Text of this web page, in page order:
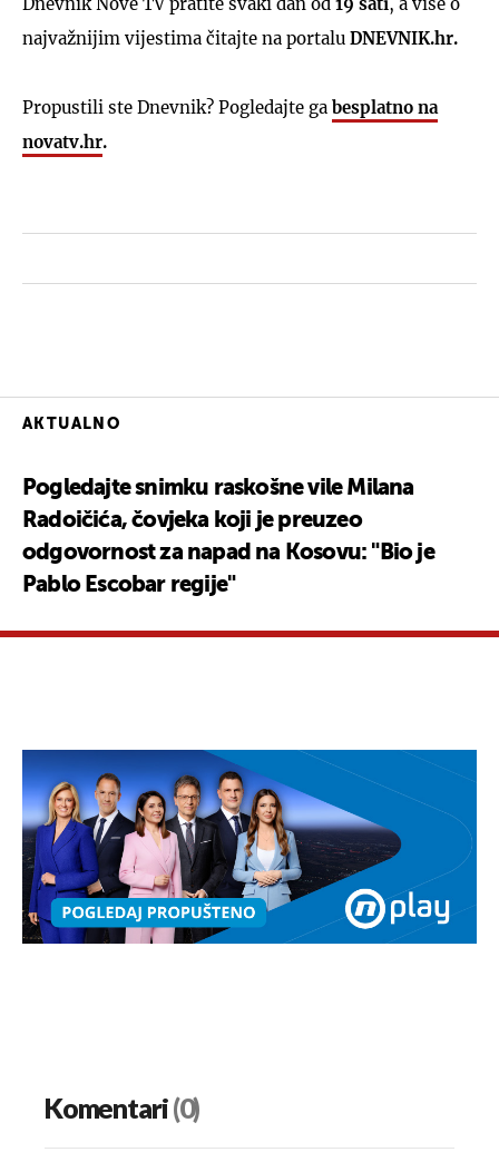
najvažnijim vijestima čitajte na portalu DNEVNIK.hr.
Propustili ste Dnevnik? Pogledajte ga besplatno na
novatv.hr.
AKTUALNO
Pogledajte snimku raskošne vile Milana
Radoičića, čovjeka koji je preuzeo
odgovornost za napad na Kosovu: "Bio je
Pablo Escobar regije"
Komentari(0)